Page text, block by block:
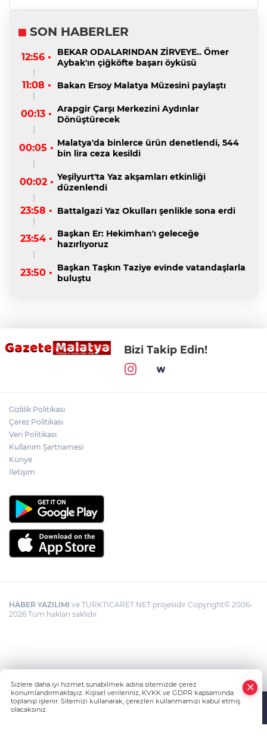
SON HABERLER
12:56 •
BEKAR ODALARINDAN ZİRVEYE.. Ömer
Aybak'ın çiğköfte başarı öyküsü
11:08 • Bakan Ersoy Malatya Müzesini paylaştı
00:13 • Arapgir Çarşı Merkezini Aydınlar
Dönüştürecek
00:05 • Malatya'da binlerce ürün denetlendi, 544
bin lira ceza kesildi
00:02 • Yeşilyurt'ta Yaz akşamları etkinliği
düzenlendi
23:58 • Battalgazi Yaz Okulları şenlikle sona erdi
23:54 • Başkan Er: Hekimhan'ı geleceğe
hazırlıyoruz
23:50 • Başkan Taşkın Taziye evinde vatandaşlarla
buluştu
Bizi Takip Edin!
Gizlilik Politikası
Çerez Politikası
Veri Politikası
Kullanım Şartnamesi
Künye
İletişim
HABER YAZILIMI ve TURKTICARET.NET projesidir Copyright© 2006-
2026 Tüm hakları saklıdır.
Sizlere daha iyi hizmet sunabilmek adına sitemizde çerez
konumlandırmaktayız. Kişisel verileriniz, KVKK ve GDPR kapsamında
toplanıp işlenir. Sitemizi kullanarak, çerezleri kullanmamızı kabul etmiş
olacaksınız.